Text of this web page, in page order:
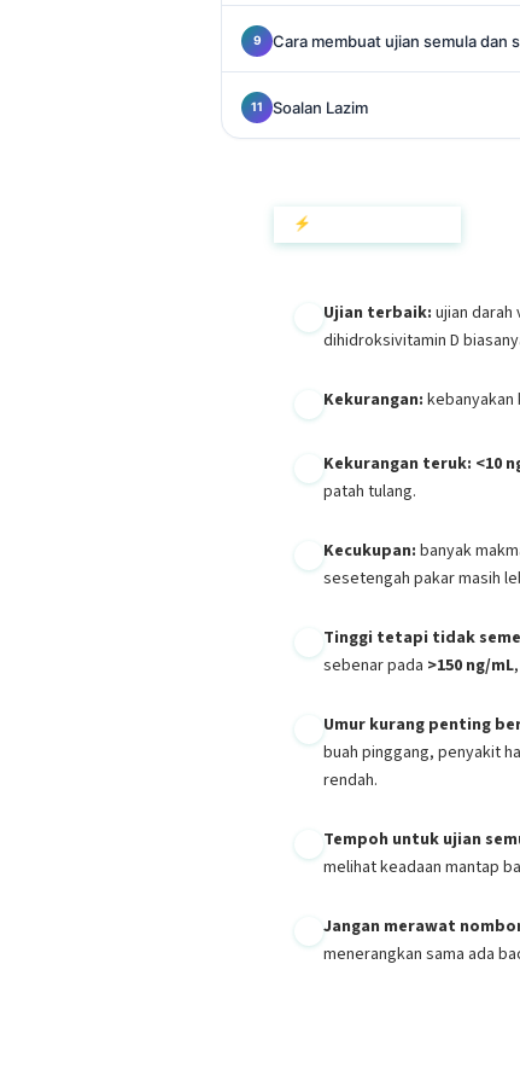
Cara membuat ujian semula dan
Soalan Lazim
⚡ Ringkasan Ringkas
Ujian terbaik: ujian darah
dihidroksivitamin D
Kekurangan: kebanyakan
Kekurangan teruk: <10
patah tulang.
Kecukupan: banyak
sesetengah pakar masih
Tinggi tetapi tidak
sebenar pada >150 ng/mL
Umur kurang penting
buah pinggang, penyakit
rendah.
Tempoh untuk ujian
melihat keadaan mantap
Jangan merawat
menerangkan sama ada
Lietuvių kalba
Українська
O‘zbekcha
Català